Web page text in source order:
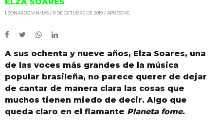
LEONARDO VINHAS 8 DE OCTUBRE DE 2019 APUESTAS
A sus ochenta y nueve años, Elza Soares, una
de las voces más grandes de la música
popular brasileña, no parece querer de dejar
de cantar de manera clara las cosas que
muchos tienen miedo de decir. Algo que
queda claro en el flamante Planeta fome.